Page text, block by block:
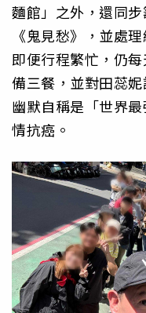
麵館」之外，還同
《鬼見愁》，並處
即便行程繁忙，仍
備三餐，並對田蕊妮
幽默自稱是「世界
情抗癌。